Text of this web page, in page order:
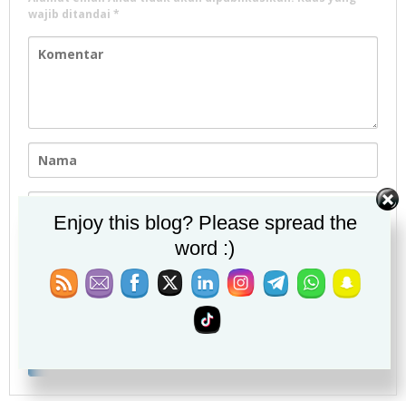
wajib ditandai *
Simpan nama, email, dan situs web saya pada
peramban ini untuk komentar saya berikutnya.
Enjoy this blog? Please spread the
word :)